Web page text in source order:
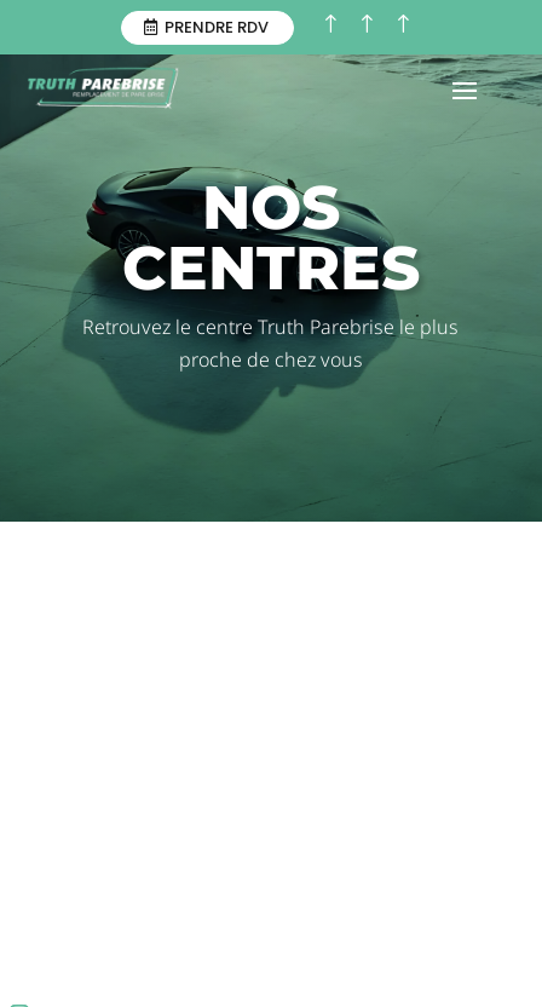
PRENDRE RDV ! ! !
NOS
CENTRES
Retrouvez le centre Truth Parebrise le plus
proche de chez vous